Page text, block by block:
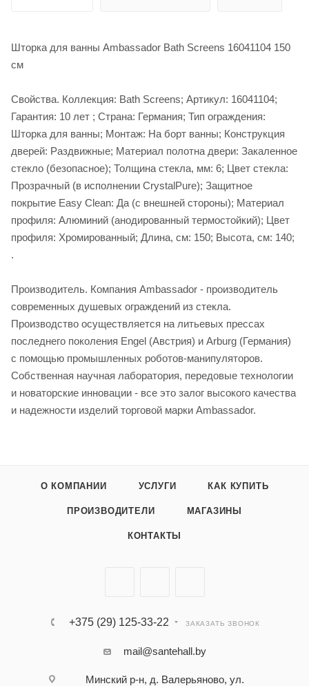
Шторка для ванны Ambassador Bath Screens 16041104 150
см
Свойства. Коллекция: Bath Screens; Артикул: 16041104;
Гарантия: 10 лет ; Страна: Германия; Тип ограждения:
Шторка для ванны; Монтаж: На борт ванны; Конструкция
дверей: Раздвижные; Материал полотна двери: Закаленное
стекло (безопасное); Толщина стекла, мм: 6; Цвет стекла:
Прозрачный (в исполнении CrystalPure); Защитное
покрытие Easy Clean: Да (с внешней стороны); Материал
профиля: Алюминий (анодированный термостойкий); Цвет
профиля: Хромированный; Длина, см: 150; Высота, см: 140;
.
Производитель. Компания Ambassador - производитель
современных душевых ограждений из стекла.
Производство осуществляется на литьевых прессах
последнего поколения Engel (Австрия) и Arburg (Германия)
с помощью промышленных роботов-манипуляторов.
Собственная научная лаборатория, передовые технологии
и новаторские инновации - все это залог высокого качества
и надежности изделий торговой марки Ambassador.
О КОМПАНИИ УСЛУГИ КАК КУПИТЬ
ПРОИЗВОДИТЕЛИ МАГАЗИНЫ
КОНТАКТЫ
+375 (29) 125-33-22 ЗАКАЗАТЬ ЗВОНОК
mail@santehall.by
Минский р-н, д. Валерьяново, ул.